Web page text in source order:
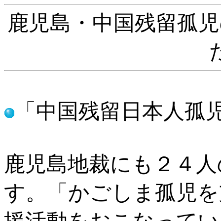
鹿児島・中国残留孤
「中国残留日本人孤
鹿児島地裁にも２４
す。「かごしま孤児